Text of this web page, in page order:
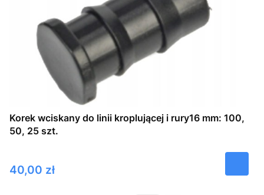
Korek wciskany do linii kroplującej i rury16 mm: 100,
50, 25 szt.
Cena
40,00 zł